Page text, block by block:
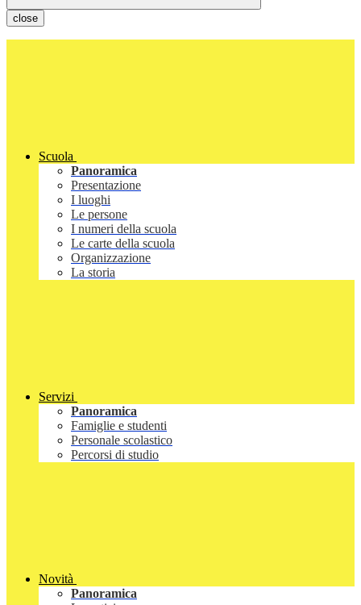
close
Scuola
Panoramica
Presentazione
I luoghi
Le persone
I numeri della scuola
Le carte della scuola
Organizzazione
La storia
Servizi
Panoramica
Famiglie e studenti
Personale scolastico
Percorsi di studio
Novità
Panoramica